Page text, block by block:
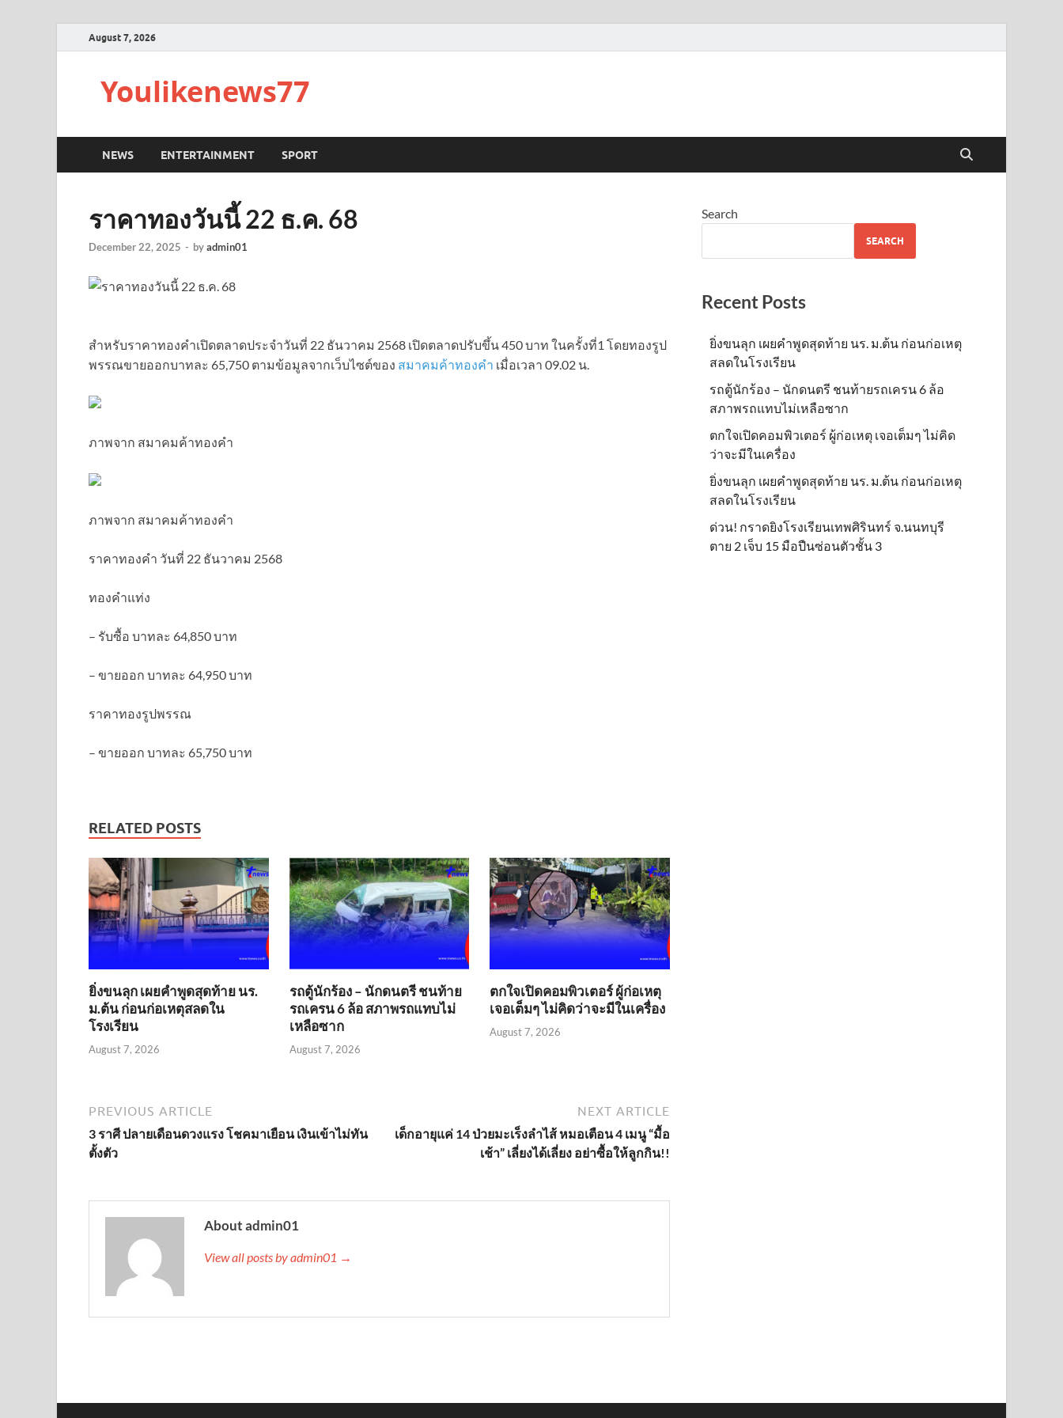
August 7, 2026
Youlikenews77
NEWS ENTERTAINMENT SPORT
ราคาทองวันนี้ 22 ธ.ค. 68
December 22, 2025 - byadmin01
สำหรับราคาทองคำเปิดตลาดประจำวันที่ 22 ธันวาคม 2568 เปิดตลาดปรับขึ้น 450 บาท ในครั้งที่1 โดยทองรูป
พรรณขายออกบาทละ 65,750 ตามข้อมูลจากเว็บไซต์ของ สมาคมค้าทองคำ เมื่อเวลา 09.02 น.
ภาพจาก สมาคมค้าทองคำ
ภาพจาก สมาคมค้าทองคำ
ราคาทองคำ วันที่ 22 ธันวาคม 2568
ทองคำแท่ง
– รับซื้อ บาทละ 64,850 บาท
– ขายออก บาทละ 64,950 บาท
ราคาทองรูปพรรณ
– ขายออก บาทละ 65,750 บาท
RELATED POSTS
ยิ่งขนลุก เผยคำพูดสุดท้าย นร.
ม.ต้น ก่อนก่อเหตุสลดใน
โรงเรียน
August 7, 2026
รถตู้นักร้อง – นักดนตรี ชนท้าย
รถเครน 6 ล้อ สภาพรถแทบไม่
เหลือซาก
August 7, 2026
ตกใจเปิดคอมพิวเตอร์ ผู้ก่อเหตุ
เจอเต็มๆ ไม่คิดว่าจะมีในเครื่อง
August 7, 2026
PREVIOUS ARTICLE
3 ราศี ปลายเดือนดวงแรง โชคมาเยือน เงินเข้าไม่ทัน
ตั้งตัว
NEXT ARTICLE
เด็กอายุแค่ 14 ป่วยมะเร็งลำไส้ หมอเตือน 4 เมนู “มื้อ
เช้า” เลี่ยงได้เลี่ยง อย่าซื้อให้ลูกกิน!!
About admin01
View all posts by admin01 →
Search
SEARCH
Recent Posts
ยิ่งขนลุก เผยคำพูดสุดท้าย นร. ม.ต้น ก่อนก่อเหตุ
สลดในโรงเรียน
รถตู้นักร้อง – นักดนตรี ชนท้ายรถเครน 6 ล้อ
สภาพรถแทบไม่เหลือซาก
ตกใจเปิดคอมพิวเตอร์ ผู้ก่อเหตุ เจอเต็มๆ ไม่คิด
ว่าจะมีในเครื่อง
ยิ่งขนลุก เผยคำพูดสุดท้าย นร. ม.ต้น ก่อนก่อเหตุ
สลดในโรงเรียน
ด่วน! กราดยิงโรงเรียนเทพศิรินทร์ จ.นนทบุรี
ตาย 2 เจ็บ 15 มือปืนซ่อนตัวชั้น 3